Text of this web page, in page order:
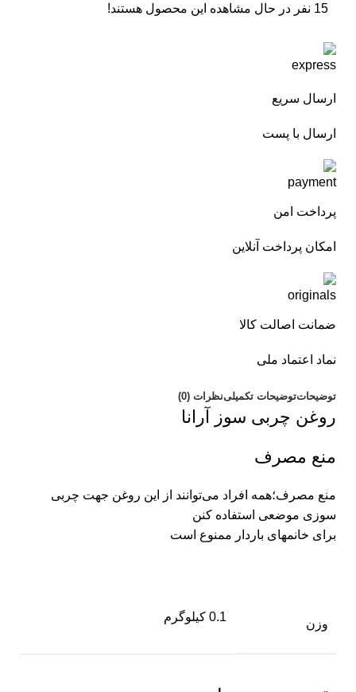
15 نفر در حال مشاهده این محصول هستند!
ارسال سریع
ارسال با پست
پرداخت امن
امکان پرداخت آنلاین
ضمانت اصالت کالا
نماد اعتماد ملی
توضیحاتتوضیحات تکمیلینظرات (0)
روغن چربی سوز آرانا
منع مصرف
منع مصرف؛همه افراد می‌توانند از این روغن جهت چربی
سوزی موضعی استفاده کنن
برای خانمهای باردار ممنوع است
وزن
0.1 کیلوگرم